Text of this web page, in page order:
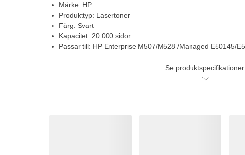
Märke: HP
Produkttyp: Lasertoner
Färg: Svart
Kapacitet: 20 000 sidor
Passar till: HP Enterprise M507/M528 /Managed E50145/
Se produktspecifikationer